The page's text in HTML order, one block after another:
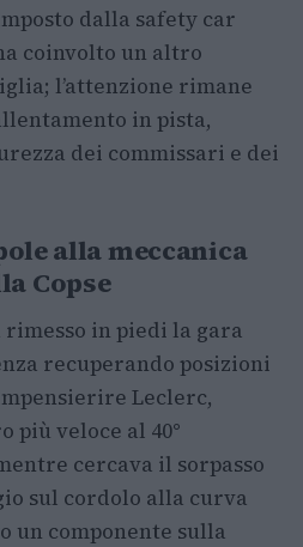
dalla safety car
coinvolto un altro
l’attenzione rimane
in pista,
dei commissari e dei
alla meccanica
Copse
in piedi la gara
recuperando posizioni
Leclerc,
più veloce al 40°
cercava il sorpasso
sul cordolo alla curva
un componente sulla